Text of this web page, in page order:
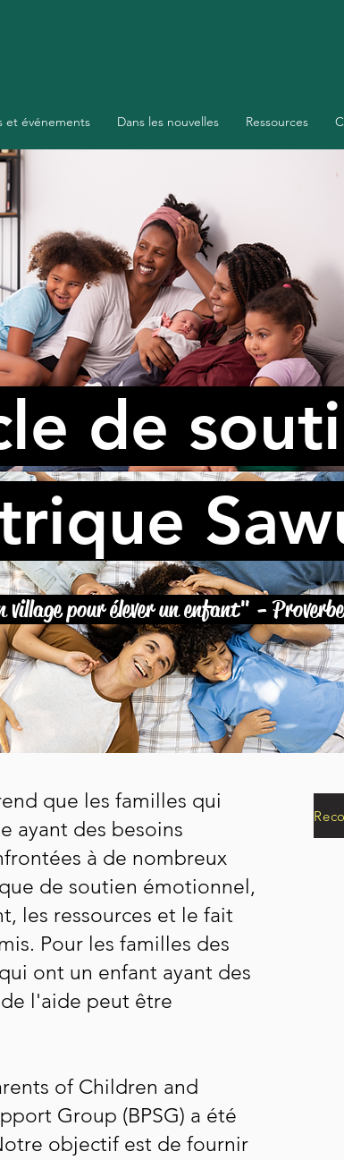
et événements Dans les nouvelles Ressources
de
pour élever un enfant" -
que les familles qui
ayant des besoins
à de nombreux
de soutien émotionnel,
les ressources et le fait
Pour les familles des
ont un enfant ayant des
l'aide peut être
of Children and
Group (BPSG) a été
objectif est de fournir